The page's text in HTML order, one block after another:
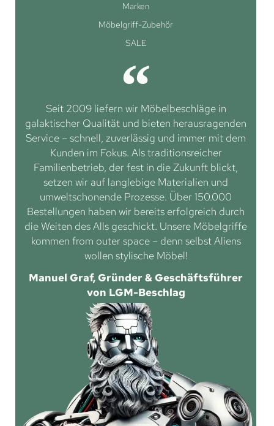
Marken
Möbelgriff-Zubehör
SALE
Seit 2009 liefern wir Möbelbeschläge in
galaktischer Qualität und bieten herausragenden
Service – schnell, zuverlässig und immer mit dem
Kunden im Fokus. Als traditionsreicher
Familienbetrieb, der fest in die Zukunft blickt,
setzen wir auf langlebige Materialien und
umweltschonende Prozesse. Über 150.000
Bestellungen haben wir bereits erfolgreich durch
die Weiten des Alls geschickt. Unsere Möbelgriffe
kommen from outer space – denn selbst Aliens
wollen stylische Möbel!
Manuel Graf, Gründer & Geschäftsführer
von LGM-Beschlag